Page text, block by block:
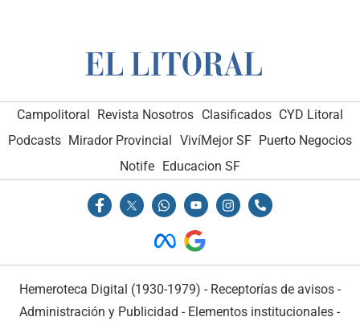
Campolitoral Revista Nosotros Clasificados CYD Litoral
Podcasts Mirador Provincial VivíMejor SF Puerto Negocios
Notife Educacion SF
Hemeroteca Digital (1930-1979) - Receptorías de avisos -
Administración y Publicidad - Elementos institucionales -